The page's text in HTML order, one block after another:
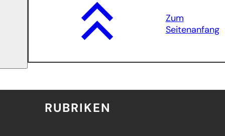
Zum
Seitenanfang
RUBRIKEN